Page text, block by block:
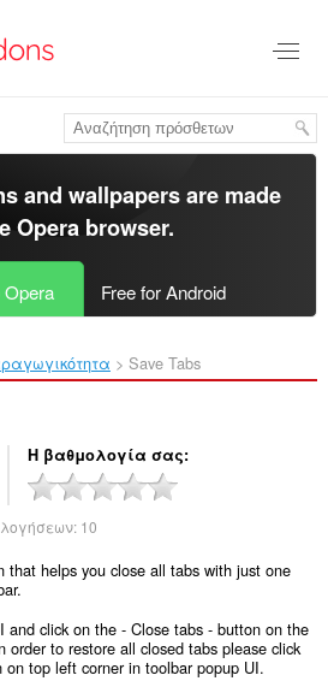
and wallpapers are made
Opera browser.
Free for Android
Save Tabs‎
Η βαθμολογία σας
10
that helps you close all tabs with just one
and click on the - Close tabs - button on the
to restore all closed tabs please click
top left corner in toolbar popup UI.